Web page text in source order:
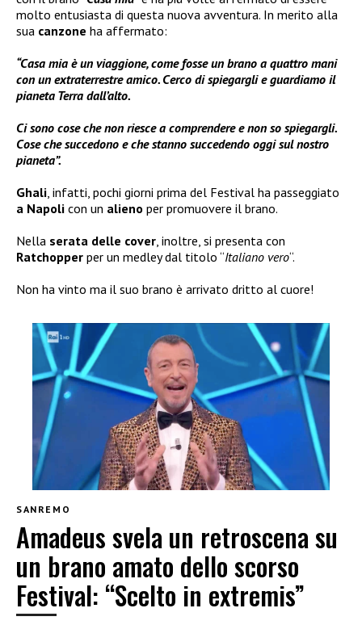
molto entusiasta di questa nuova avventura. In merito alla
sua canzone ha affermato:
“Casa mia è un viaggione, come fosse un brano a quattro mani
con un extraterrestre amico. Cerco di spiegargli e guardiamo il
pianeta Terra dall’alto.
Ci sono cose che non riesce a comprendere e non so spiegargli.
Cose che succedono e che stanno succedendo oggi sul nostro
pianeta”.
Ghali, infatti, pochi giorni prima del Festival ha passeggiato
a Napoli con un alieno per promuovere il brano.
Nella serata delle cover, inoltre, si presenta con
Ratchopper per un medley dal titolo “Italiano vero“.
Non ha vinto ma il suo brano è arrivato dritto al cuore!
SANREMO
Amadeus svela un retroscena su
un brano amato dello scorso
Festival: “Scelto in extremis”